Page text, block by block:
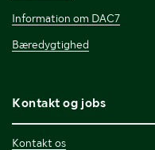
Information om DAC7
Bæredygtighed
Kontakt og jobs
Kontakt os